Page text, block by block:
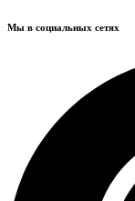
Мы в социальных сетях